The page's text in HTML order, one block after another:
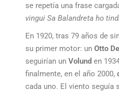
se repetía una frase
vingui Sa Balandreta ho
En 1920, tras 79 años de
su primer motor: unOtto
seguirían unVolund en
finalmente, en el año 2000,
cada uno. El viento seguía